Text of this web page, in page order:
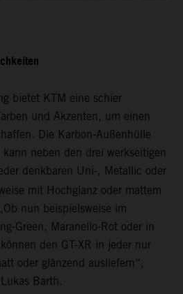
bietet KTM eine schier
und Akzenten, um einen
Die Karbon-Außenhülle
kann neben den drei werkseitigen
denkbaren Uni-, Metallic oder
mit Hochglanz oder mattem
nun beispielsweise im
Green, Maranello-Rot oder in
den GT-XR in jeder nur
oder glänzend ausliefern“,
Barth.